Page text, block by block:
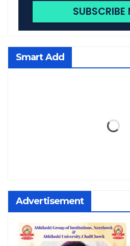
Smart Add
Advertisement